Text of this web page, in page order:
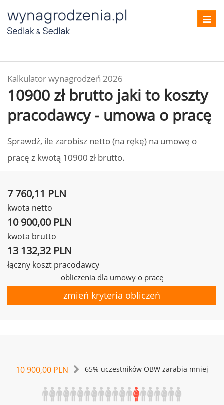
Kalkulator wynagrodzeń 2026
10900 zł brutto jaki to koszty
pracodawcy - umowa o pracę
Sprawdź, ile zarobisz netto (na rękę) na umowę o
pracę z kwotą 10900 zł brutto.
7 760,11 PLN
kwota netto
10 900,00 PLN
kwota brutto
13 132,32 PLN
łączny koszt pracodawcy
obliczenia dla umowy o pracę
zmień kryteria obliczeń
10 900,00 PLN 65% uczestników OBW zarabia mniej